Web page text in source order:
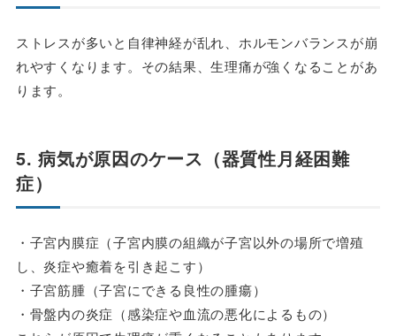
ストレスが多いと自律神経が乱れ、ホルモンバランスが崩
れやすくなります。その結果、生理痛が強くなることがあ
ります。
5. 病気が原因のケース（器質性月経困難
症）
・子宮内膜症（子宮内膜の組織が子宮以外の場所で増殖
し、炎症や癒着を引き起こす）
・子宮筋腫（子宮にできる良性の腫瘍）
・骨盤内の炎症（感染症や血流の悪化によるもの）